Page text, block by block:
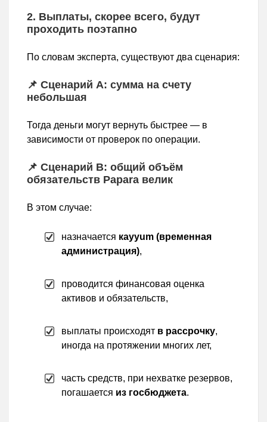
2. Выплаты, скорее всего, будут
проходить поэтапно
По словам эксперта, существуют два сценария:
📌 Сценарий А: сумма на счету
небольшая
Тогда деньги могут вернуть быстрее — в
зависимости от проверок по операции.
📌 Сценарий B: общий объём
обязательств Papara велик
В этом случае:
назначается кayyum (временная
администрация),
проводится финансовая оценка
активов и обязательств,
выплаты происходят в рассрочку,
иногда на протяжении многих лет,
часть средств, при нехватке резервов,
погашается из госбюджета.